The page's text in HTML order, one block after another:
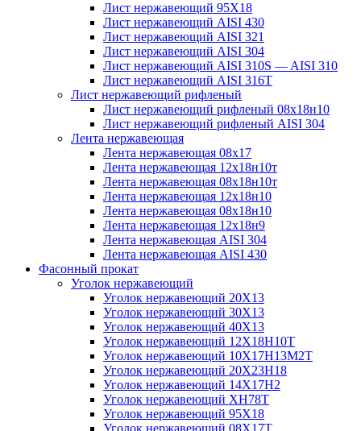
Лист нержавеющий 95Х18
Лист нержавеющий AISI 430
Лист нержавеющий AISI 321
Лист нержавеющий AISI 304
Лист нержавеющий AISI 310S — AISI 310
Лист нержавеющий AISI 316T
Лист нержавеющий рифленый
Лист нержавеющий рифленый 08х18н10
Лист нержавеющий рифленый AISI 304
Лента нержавеющая
Лента нержавеющая 08х17
Лента нержавеющая 12х18н10т
Лента нержавеющая 08х18н10т
Лента нержавеющая 12х18н10
Лента нержавеющая 08х18н10
Лента нержавеющая 12х18н9
Лента нержавеющая AISI 304
Лента нержавеющая AISI 430
Фасонный прокат
Уголок нержавеющий
Уголок нержавеющий 20Х13
Уголок нержавеющий 30Х13
Уголок нержавеющий 40Х13
Уголок нержавеющий 12Х18Н10Т
Уголок нержавеющий 10Х17Н13М2T
Уголок нержавеющий 20Х23Н18
Уголок нержавеющий 14Х17Н2
Уголок нержавеющий ХН78Т
Уголок нержавеющий 95Х18
Уголок нержавеющий 08Х17Т